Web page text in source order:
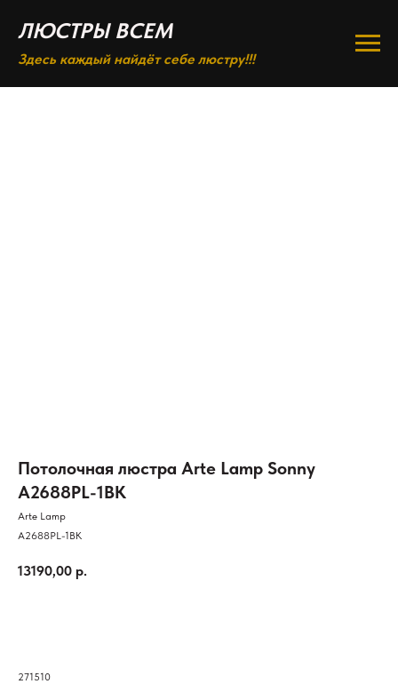
ЛЮСТРЫ ВСЕМ
Здесь каждый найдёт себе люстру!!!
Потолочная люстра Arte Lamp Sonny
A2688PL-1BK
Arte Lamp
A2688PL-1BK
13190,00 р.
271510